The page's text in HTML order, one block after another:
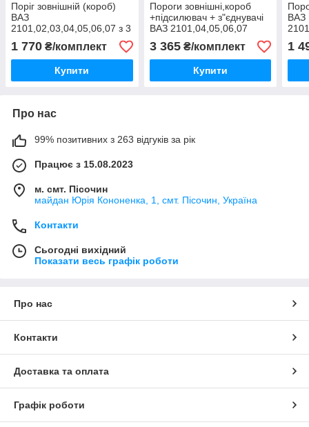
Поріг зовнішній (короб)
ВАЗ
2101,02,03,04,05,06,07 з 3
частин вир-во Туреччина
ліва сторона.
1 770 ₴/комплект
Купити
Пороги зовнішні,короб
+підсилювач + з"єднувачі
ВАЗ 2101,04,05,06,07
товщина 1.2 мм вир-во
Туретчина
3 365₴/комплект
Купити
ВАЗ
1
Про нас
99% позитивних з 263 відгуків за рік
Працює з 15.08.2023
м. смт. Пісочин
майдан Юрія Кононенка, 1, смт. Пісочин, Україна
Контакти
Сьогодні вихідний
Показати весь графік роботи
Про нас
Контакти
Доставка та оплата
Графік роботи